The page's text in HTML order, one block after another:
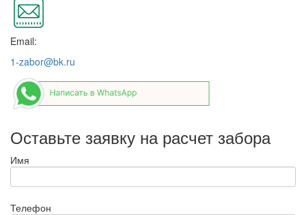
Email:
1-zabor@bk.ru
Оставьте заявку на расчет забора
Имя
Телефон